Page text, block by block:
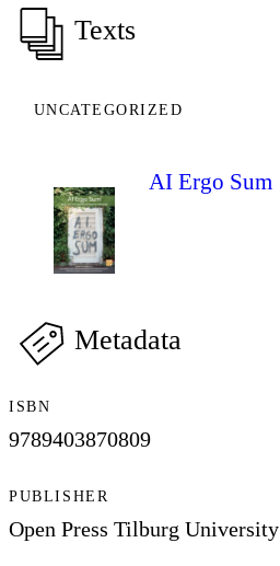
Texts
UNCATEGORIZED
AI Ergo Sum
Metadata
ISBN
9789403870809
PUBLISHER
Open Press Tilburg University